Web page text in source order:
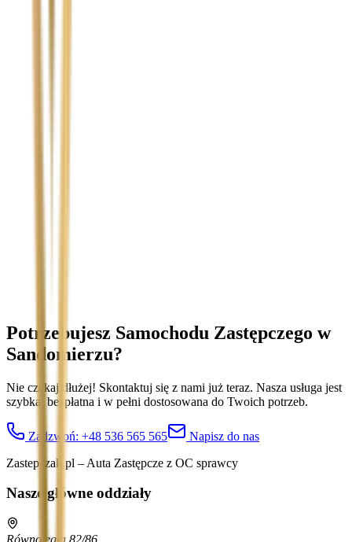
Potrzebujesz Samochodu Zastępczego w
Sandomierzu?
Nie czekaj dłużej! Skontaktuj się z nami już teraz. Nasza usługa jest
szybka, bezpłatna i w pełni dostosowana do Twoich potrzeb.
Zadzwoń: +48 536 565 565
Napisz do nas
Zastepczak.pl – Auta Zastępcze z OC sprawcy
Nasze główne oddziały
Równoległa 82/86,